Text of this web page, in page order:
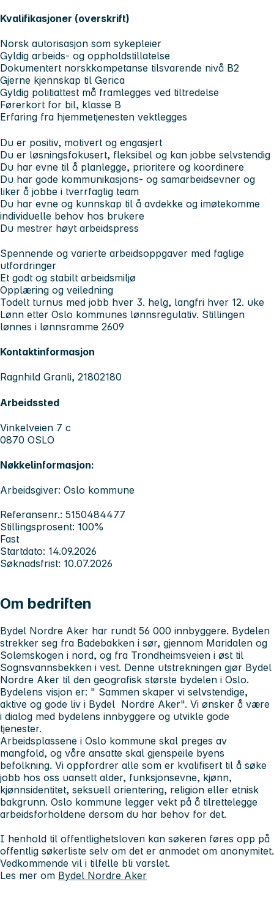
Kvalifikasjoner (overskrift)
Norsk autorisasjon som sykepleier
Gyldig arbeids- og oppholdstillatelse
Dokumentert norskkompetanse tilsvarende nivå B2
Gjerne kjennskap til Gerica
Gyldig politiattest må framlegges ved tiltredelse
Førerkort for bil, klasse B
Erfaring fra hjemmetjenesten vektlegges
Du er positiv, motivert og engasjert
Du er løsningsfokusert, fleksibel og kan jobbe selvstendig
Du har evne til å planlegge, prioritere og koordinere
Du har gode kommunikasjons- og samarbeidsevner og
liker å jobbe i tverrfaglig team
Du har evne og kunnskap til å avdekke og imøtekomme
individuelle behov hos brukere
Du mestrer høyt arbeidspress
Spennende og varierte arbeidsoppgaver med faglige
utfordringer
Et godt og stabilt arbeidsmiljø
Opplæring og veiledning
Todelt turnus med jobb hver 3. helg, langfri hver 12. uke
Lønn etter Oslo kommunes lønnsregulativ. Stillingen
lønnes i lønnsramme 2609
Kontaktinformasjon
Ragnhild Granli, 21802180
Arbeidssted
Vinkelveien 7 c
0870 OSLO
Nøkkelinformasjon:
Arbeidsgiver: Oslo kommune
Referansenr.: 5150484477
Stillingsprosent: 100%
Fast
Startdato: 14.09.2026
Søknadsfrist: 10.07.2026
Om bedriften
Bydel Nordre Aker har rundt 56 000 innbyggere. Bydelen
strekker seg fra Badebakken i sør, gjennom Maridalen og
Solemskogen i nord, og fra Trondheimsveien i øst til
Sognsvannsbekken i vest. Denne utstrekningen gjør Bydel
Nordre Aker til den geografisk største bydelen i Oslo.
Bydelens visjon er: " Sammen skaper vi selvstendige,
aktive og gode liv i Bydel Nordre Aker". Vi ønsker å være
i dialog med bydelens innbyggere og utvikle gode
tjenester.
Arbeidsplassene i Oslo kommune skal preges av
mangfold, og våre ansatte skal gjenspeile byens
befolkning. Vi oppfordrer alle som er kvalifisert til å søke
jobb hos oss uansett alder, funksjonsevne, kjønn,
kjønnsidentitet, seksuell orientering, religion eller etnisk
bakgrunn. Oslo kommune legger vekt på å tilrettelegge
arbeidsforholdene dersom du har behov for det.
I henhold til offentlighetsloven kan søkeren føres opp på
offentlig søkerliste selv om det er anmodet om anonymitet.
Vedkommende vil i tilfelle bli varslet.
Les mer om Bydel Nordre Aker